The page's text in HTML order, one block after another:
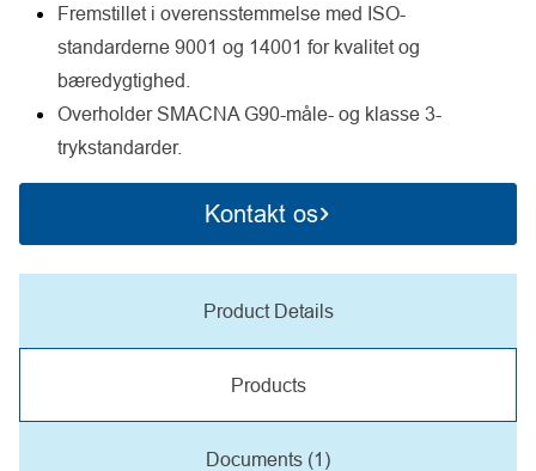
Fremstillet i overensstemmelse med ISO-
standarderne 9001 og 14001 for kvalitet og
bæredygtighed.
Overholder SMACNA G90-måle- og klasse 3-
trykstandarder.
Kontakt os
Product Details
Products
Documents (1)